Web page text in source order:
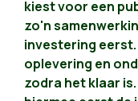
kiest voor een
zo'n
investering
oplevering en
zodra het klaar